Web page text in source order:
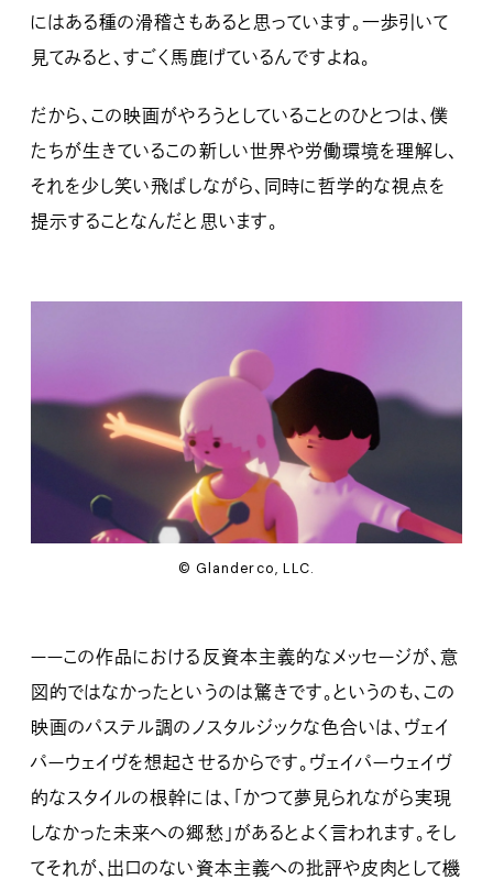
にはある種の滑稽さもあると思っています。一歩引いて
見てみると、すごく馬鹿げているんですよね。
だから、この映画がやろうとしていることのひとつは、僕
たちが生きているこの新しい世界や労働環境を理解し、
それを少し笑い飛ばしながら、同時に哲学的な視点を
提示することなんだと思います。
© Glanderco, LLC.
ーーこの作品における反資本主義的なメッセージが、意
図的ではなかったというのは驚きです。というのも、この
映画のパステル調のノスタルジックな色合いは、ヴェイ
パーウェイヴを想起させるからです。ヴェイパーウェイヴ
的なスタイルの根幹には、「かつて夢見られながら実現
しなかった未来への郷愁」があるとよく言われます。そし
てそれが、出口のない資本主義への批評や皮肉として機